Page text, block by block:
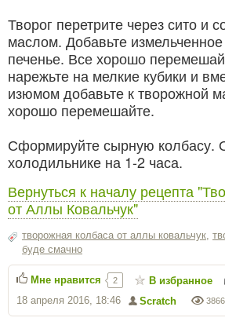
Творог перетрите через сито и
маслом. Добавьте
печенье. Все хорошо
нарежьте на мелкие кубики и
изюмом добавьте к творожной
хорошо перемешайте.
Сформируйте сырную колбасу.
холодильнике на 1-2 часа.
Вернуться к началу рецепта
от Аллы Ковальчук"
творожная колбаса от аллы ковальчук
буде смачно
3866
Scratch
18 апреля 2016, 18:46
Мне нравится 2 В избранное